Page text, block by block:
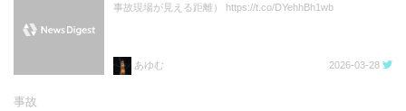
事故現場が見える距離） https://t.co/DYehhBh1wb
あゆむ 2026-03-28
事故